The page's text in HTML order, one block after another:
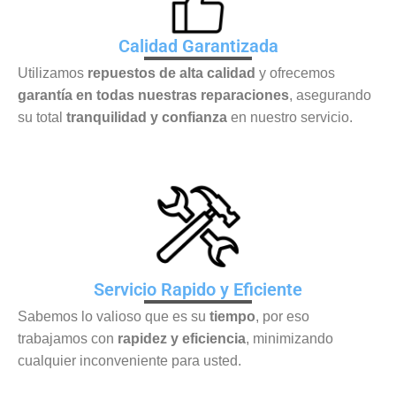
Calidad Garantizada
Utilizamos repuestos de alta calidad y ofrecemos
garantía en todas nuestras reparaciones, asegurando
su total tranquilidad y confianza en nuestro servicio.
Servicio Rapido y Eficiente
Sabemos lo valioso que es su tiempo, por eso
trabajamos con rapidez y eficiencia, minimizando
cualquier inconveniente para usted.